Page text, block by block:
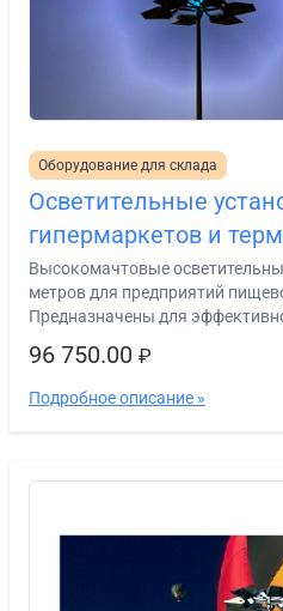
Оборудование для склада
Осветительные
гипермаркетов и
Высокомачтовые
метров для предприятий
Предназначены для
96 750.00 ₽
Подробное описание »